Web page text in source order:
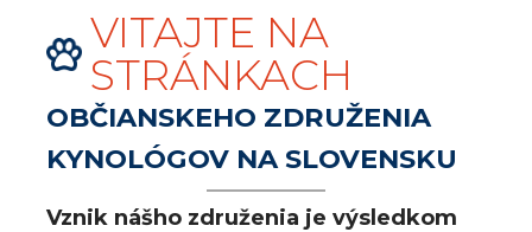
VITAJTE NA
STRÁNKACH
OBČIANSKEHO ZDRUŽENIA
KYNOLÓGOV NA SLOVENSKU
Vznik nášho združenia je výsledkom